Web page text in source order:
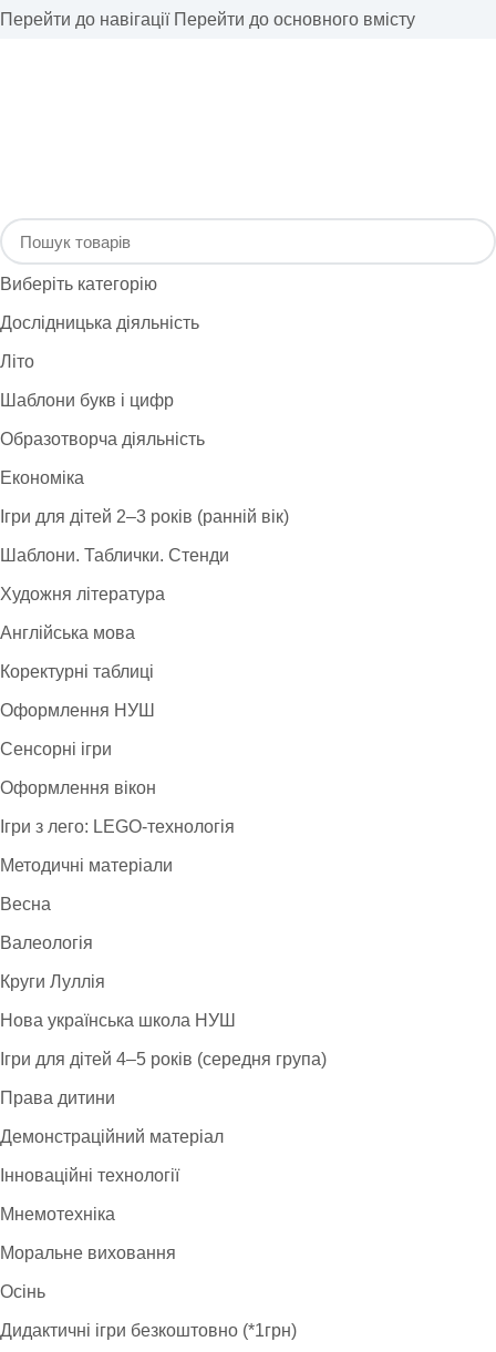
Перейти до навігації Перейти до основного вмісту
Виберіть категорію
Дослідницька діяльність
Літо
Шаблони букв і цифр
Образотворча діяльність
Економіка
Ігри для дітей 2–3 років (ранній вік)
Шаблони. Таблички. Стенди
Художня література
Англійська мова
Коректурні таблиці
Оформлення НУШ
Сенсорні ігри
Оформлення вікон
Ігри з лего: LEGO-технологія
Методичні матеріали
Весна
Валеологія
Круги Луллія
Нова українська школа НУШ
Ігри для дітей 4–5 років (середня група)
Права дитини
Демонстраційний матеріал
Інноваційні технології
Мнемотехніка
Моральне виховання
Осінь
Дидактичні ігри безкоштовно (*1грн)